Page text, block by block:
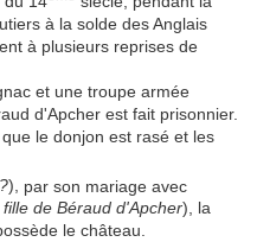
à la solde des Anglais
à plusieurs reprises de
et une troupe armée
d'Apcher est fait prisonnier.
le donjon est rasé et les
), par son mariage avec
de Béraud d'Apcher), la
le château.